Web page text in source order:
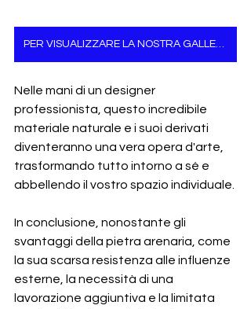
Nelle mani di un designer
professionista, questo incredibile
materiale naturale e i suoi derivati
diventeranno una vera opera d'arte,
trasformando tutto intorno a sé e
abbellendo il vostro spazio individuale.
In conclusione, nonostante gli
svantaggi della pietra arenaria, come
la sua scarsa resistenza alle influenze
esterne, la necessità di una
lavorazione aggiuntiva e la limitata